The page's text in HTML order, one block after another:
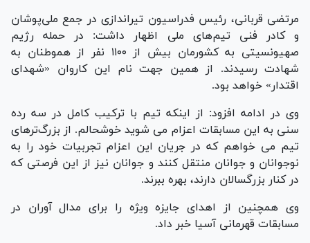
مرتضی قربانی، رئیس فدراسیون تیراندازی در جمع ملی‌پوشان
و کادر فنی تیم‌های ملی اظهار داشت: در حمله رژیم
صهیونسیتی به کشورمان بیش از ۱۱۰۰ نفر از هموطنان به
شهادت رسیدند. از همین جهت نام این کاروان «شهدای
اقتدار» خواهد بود.
وی در ادامه افزود: از اینکه تیم با ترکیب کامل در سه رده
سنی به این مسابقات اعزام می شوید خوشحالم. از بزرگ‌ترهای
تیم می خواهم که در جریان این اعزام تجربیات خود را به
نوجوانان و جوانان منتقل کنند‌ و جوانان نیز از این فرصتی که
در کنار بزرگسالان دارند، بهره ببرند.
وی همچنین از اهدای جایزه ویژه را برای مدال آوران در
مسابقات قهرمانی آسیا خبر داد.